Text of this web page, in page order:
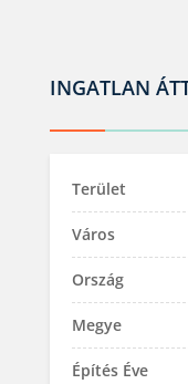
INGATLAN
Terület
Város
Ország
Megye
Építés Éve